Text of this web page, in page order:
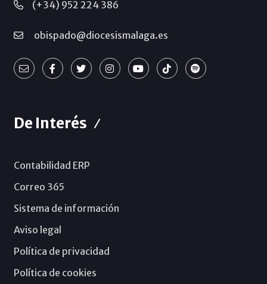
(+34) 952 224 386
obispado@diocesismalaga.es
De Interés
Contabilidad ERP
Correo 365
Sistema de información
Aviso legal
Política de privacidad
Política de cookies